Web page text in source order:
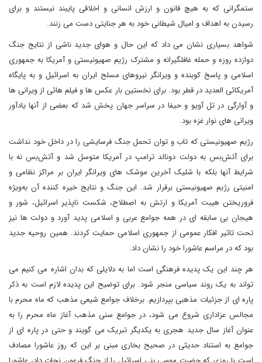
ستمگرانی که به هیچ قانون و ارزش انسانی و اخلاقی پایبند نیستند و برای
رسیدن به اهداف و امیال شیطانی خود به هر جنایتی دست می زنند.
شواهد بسیاری نشان می داد که این حال و هوای جدید ناشی از نتایج جنگ
دوازده روزه و حمله غافلگیرانه و مشترک رژیم صهیونیستی و آمریکا به جمهوری
اسلامی و پاسخ کوبنده و ویرانگر نیروهای مسلح ایران به اسرائیل و به پایگاه
آمریکائی العدید در قطر بود. برای نخستین بار عکس ها و فیلم هائی از ویرانی ها
و آوارگی در تل آویو و حیفا در سراسر جهان پخش شد که بعضی از آنها یادآور
ویرانی های نوار غزه بود.
رژیم صهیونیستی که تاب و توان تحمل جنگ فرسایشی را در داخل خود نداشت
برای آتش‌بس به دولت دونالد ترامپ در آمریکا متوسل شد و آتش‌بس نه با
شرایط آنها بلکه با شلیک آخرین موشک های ویرانگر ایران بر مراکز نظامی و
امنیتی رژیم صهیونیستی برقرار شد. این جنگ و نتایج خیره کننده آن به‌ویژه
فروریختن هیبت آمریکا و ارتش به اصطلاح، شکست ناپذیر اسرائیل، شور و
هیجان بی سابقه ای در همه جوامع عربی و اسلامی پدید آورد و دولت ها نیز
تحت تاثیر افکار عمومی از جمهوری اسلامی حمایت کردند. همین روحیه جدید
بود که در مراسم عاشورا خود را نشان داد.
هر چند این یک پدیده فرهنگی است اما به دلایلی که بدان اشاره می کنیم می
تواند به یک روند سیاسی منجر شود. برای توضیح این پدیده لازم است به ذکر
پاره ای از جزئیات مذهبی بپردازیم. برخلاف جوامع شیعی مذهب که ماه محرم با
مجالس عزاداری شروع می شود، در جوامع سنی مذهب آغاز ماه محرم را به
عنوان آغاز سال جدید هجری به یکدیگر تبریک می گویند و حتی در پاره ای از
جوامع به استناد حدیثی در صحیح بخاری مبنی بر این که روز عاشورا مصادف